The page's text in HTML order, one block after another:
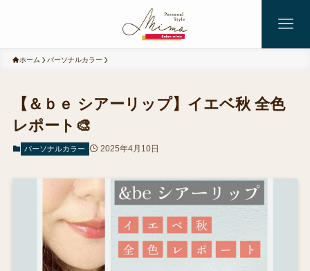
ホーム パーソナルカラー
【＆ｂｅ シアーリップ】イエベ秋 全色
レポート🎨
パーソナルカラー 2025年4月10日